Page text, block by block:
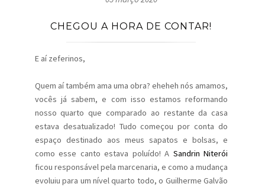
CHEGOU A HORA DE CONTAR!
E aí zeferinos,
Quem aí também ama uma obra? eheheh nós amamos,
vocês já sabem, e com isso estamos reformando
nosso quarto que comparado ao restante da casa
estava desatualizado! Tudo começou por conta do
espaço destinado aos meus sapatos e bolsas, e
como esse canto estava poluído! A Sandrin Niterói
ficou responsável pela marcenaria, e como a mudança
evoluiu para um nível quarto todo, o Guilherme Galvão